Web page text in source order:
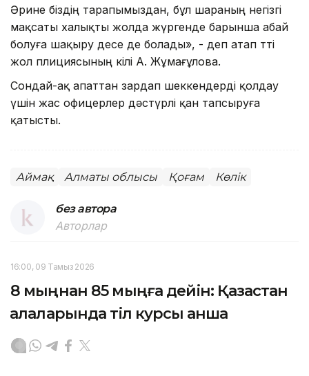
Әрине біздің тарапымыздан, бұл шараның негізгі
мақсаты халықты жолда жүргенде барынша абай
болуға шақыру десе де болады», - деп атап өтті
жол плициясының өкілі А. Жұмағұлова.
Сондай-ақ апаттан зардап шеккендерді қолдау
үшін жас офицерлер дәстүрлі қан тапсыруға
қатысты.
Аймақ Алматы облысы Қоғам Көлік
без автора
Авторлар
16:00, 09 Тамыз 2026
8 мыңнан 85 мыңға дейін: Қазақстан
қалаларында тіл курсы қанша